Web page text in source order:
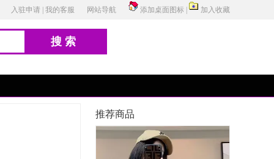
入驻申请 我的客服 网站导航 添加桌面图标 加入收藏
搜索
推荐商品